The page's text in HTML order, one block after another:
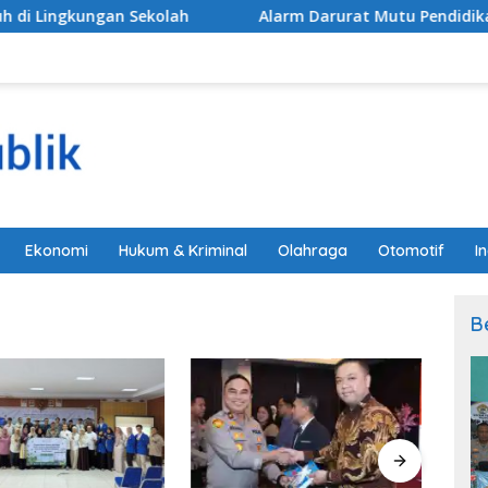
Sekolah Alarm Darurat Mutu Pendidikan
Ekonomi Hukum & Kriminal Olahraga Otomotif